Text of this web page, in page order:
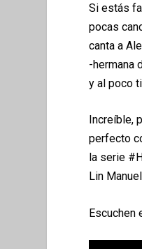
Si estás
pocas
canta a
-hermana
y al poco
Increíble,
perfecto
la serie
Lin
Escuchen